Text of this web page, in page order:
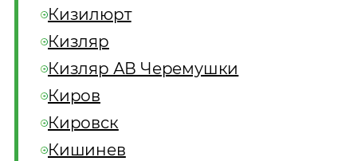
Кизилюрт
Кизляр
Кизляр АВ Черемушки
Киров
Кировск
Кишинев